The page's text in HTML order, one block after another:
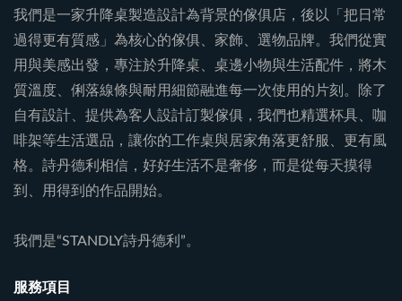
我們是一家升降桌製造設計為背景的傢俱店，後以「把日常
過得更有質感」為核心的傢俱、家飾、選物品牌。我們從實
用與美感出發，專注於升降桌、桌邊小物與生活配件，將木
質溫度、俐落線條與耐用細節融進每一次使用的片刻。除了
自有設計、提供為客人設計訂製傢俱，我們也精選杯具、咖
啡架等生活選品，讓你的工作桌與居家角落更舒服、更有風
格。詩丹德利相信，好好生活不是奢侈，而是從每天摸得
到、用得到的作品開始。
我們是“STANDLY詩丹德利”。
服務項目